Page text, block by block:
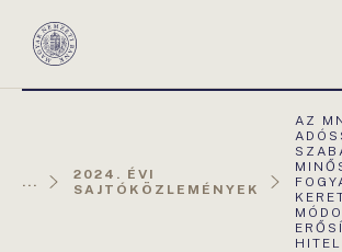
Magyar
...
2024. ÉVI
SAJTÓKÖZLEMÉNYEK
AZ